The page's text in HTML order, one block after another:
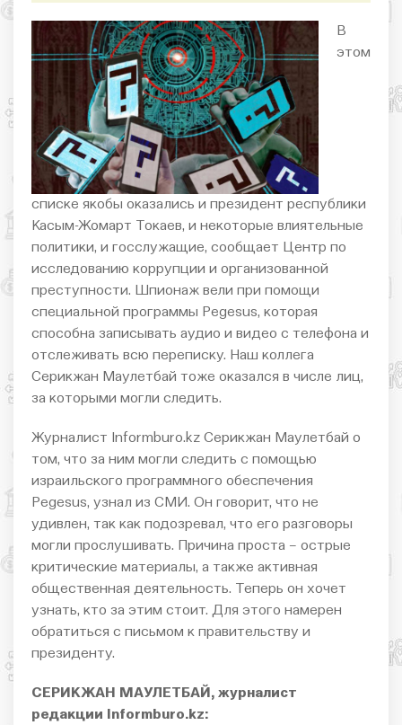
В
этом
списке якобы оказались и президент республики
Касым-Жомарт Токаев, и некоторые влиятельные
политики, и госслужащие, сообщает Центр по
исследованию коррупции и организованной
преступности. Шпионаж вели при помощи
специальной программы Pegesus, которая
способна записывать аудио и видео с телефона и
отслеживать всю переписку. Наш коллега
Серикжан Маулетбай тоже оказался в числе лиц,
за которыми могли следить.
Журналист Informburo.kz Серикжан Маулетбай о
том, что за ним могли следить с помощью
израильского программного обеспечения
Pegesus, узнал из СМИ. Он говорит, что не
удивлен, так как подозревал, что его разговоры
могли прослушивать. Причина проста – острые
критические материалы, а также активная
общественная деятельность. Теперь он хочет
узнать, кто за этим стоит. Для этого намерен
обратиться с письмом к правительству и
президенту.
СЕРИКЖАН МАУЛЕТБАЙ, журналист
редакции Informburo.kz: